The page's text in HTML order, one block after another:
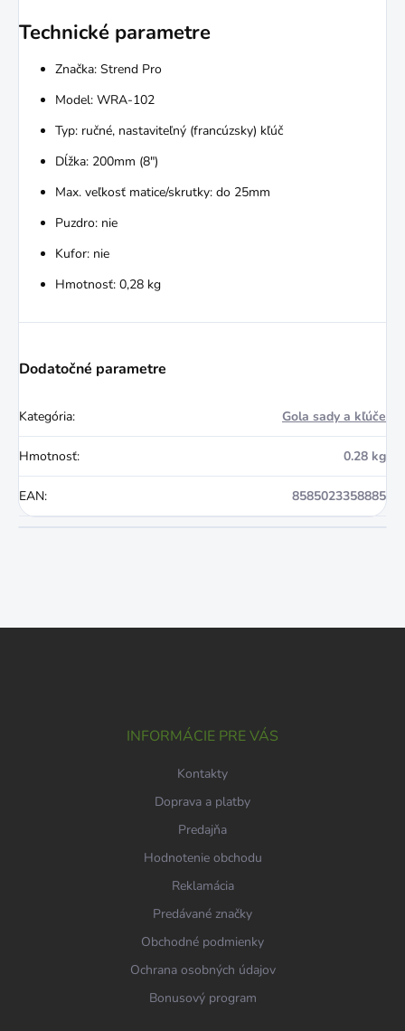
Technické parametre
Značka: Strend Pro
Model: WRA-102
Typ: ručné, nastaviteľný (francúzsky) kľúč
Dĺžka: 200mm (8")
Max. veľkosť matice/skrutky: do 25mm
Puzdro: nie
Kufor: nie
Hmotnosť: 0,28 kg
Dodatočné parametre
Kategória: Gola sady a kľúče
Hmotnosť: 0.28 kg
EAN: 8585023358885
INFORMÁCIE PRE VÁS
Kontakty
Doprava a platby
Predajňa
Hodnotenie obchodu
Reklamácia
Predávané značky
Obchodné podmienky
Ochrana osobných údajov
Bonusový program